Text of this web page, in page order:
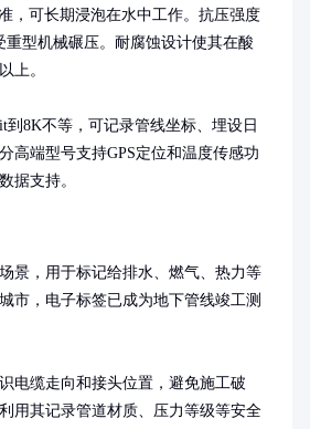
，可长期浸泡在水中工作。抗压强度
重型机械碾压。耐腐蚀设计使其在酸
上。
到8K不等，可记录管线坐标、埋设日
高端型号支持GPS定位和温度传感功
据支持。
景，用于标记给排水、燃气、热力等
市，电子标签已成为地下管线竣工测
电缆走向和接头位置，避免施工破
用其记录管道材质、压力等级等安全